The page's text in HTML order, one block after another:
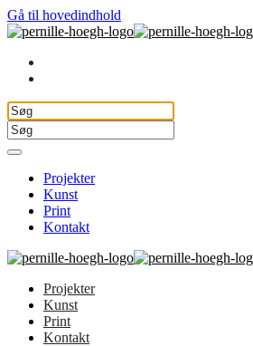
Gå til hovedindhold
Projekter
Kunst
Print
Kontakt
Projekter
Kunst
Print
Kontakt